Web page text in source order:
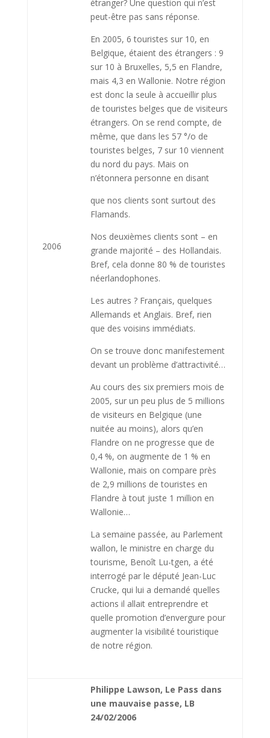
2006
étranger? Une question qui n’est
peut-être pas sans réponse.
En 2005, 6 touristes sur 10, en
Belgique, étaient des étran­gers : 9
sur 10 à Bruxelles, 5,5 en Flandre,
mais 4,3 en Wallo­nie. Notre région
est donc la seule à accueillir plus
de touris­tes belges que de visiteurs
étran­gers. On se rend compte, de
même, que dans les 57 °/o de
touristes belges, 7 sur 10 vien­nent
du nord du pays. Mais on
n’étonnera personne en disant
que nos clients sont surtout des
Flamands.
Nos deuxièmes clients sont – en
grande majorité – des Hol­landais.
Bref, cela donne 80 % de touristes
néerlandophones.
Les autres ? Français, quelques
Allemands et Anglais. Bref, rien
que des voisins immédiats.
On se trouve donc manifes­tement
devant un problème d’attractivité…
Au cours des six premiers mois de
2005, sur un peu plus de 5 millions
de visiteurs en Belgique (une
nuitée au moins), alors qu’en
Flandre on ne progresse que de
0,4 %, on augmente de 1 % en
Wallonie, mais on compare près
de 2,9 millions de touristes en
Flan­dre à tout juste 1 million en
Wallonie…
La semaine passée, au Parle­ment
wallon, le ministre en charge du
tourisme, Benoît Lu-tgen, a été
interrogé par le dé­puté Jean-Luc
Crucke, qui lui a demandé quelles
actions il al­lait entreprendre et
quelle pro­motion d’envergure pour
aug­menter la visibilité touristique
de notre région.
Philippe Lawson, Le Pass dans
une mauvaise passe, LB
24/02/2006